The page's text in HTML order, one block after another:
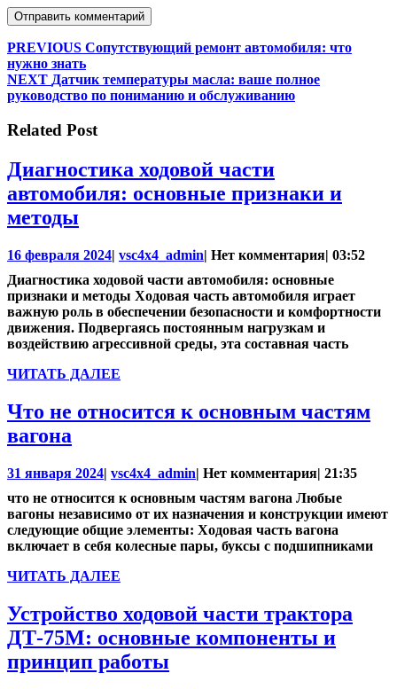
Навигация
по
записям
PREVIOUS Предыдущая
запись:
Сопутствующий ремонт автомобиля: что
нужно знать
NEXT Следующая
запись:
Датчик температуры масла: ваше полное
руководство по пониманию и обслуживанию
Related Post
Диагностика ходовой части
автомобиля: основные признаки и
методы
части
автомобиля:
основные
признаки
методы
16 февраля 202416
2024
| vsc4x4_adminvsc4x4_admin
| Нет комментария| 03:52
Диагностика ходовой части автомобиля: основные
признаки и методы Ходовая часть автомобиля играет
важную роль в обеспечении безопасности и комфортности
движения. Подвергаясь постоянным нагрузкам и
воздействию агрессивной среды, эта составная часть
ЧИТАТЬ ДАЛЕЕ
Что не относится к основным частям
вагона
относится
к
основным
частям
вагона
31 января 202431
2024
| vsc4x4_adminvsc4x4_admin
| Нет комментария| 21:35
что не относится к основным частям вагона Любые
вагоны независимо от их назначения и конструкции имеют
следующие общие элементы: Ходовая часть вагона
включает в себя колесные пары, буксы с подшипниками
ЧИТАТЬ ДАЛЕЕ
Устройство ходовой части трактора
ДТ-75М: основные компоненты и
принцип работы